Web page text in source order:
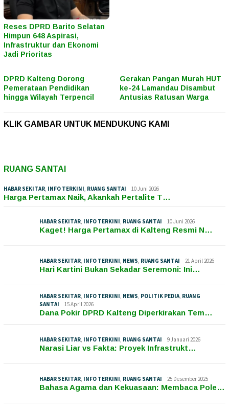
Reses DPRD Barito Selatan
Himpun 648 Aspirasi,
Infrastruktur dan Ekonomi
Jadi Prioritas
DPRD Kalteng Dorong
Pemerataan Pendidikan
hingga Wilayah Terpencil
Gerakan Pangan Murah HUT
ke-24 Lamandau Disambut
Antusias Ratusan Warga
KLIK GAMBAR UNTUK MENDUKUNG KAMI
RUANG SANTAI
HABAR SEKITAR INFO TERKINI RUANG SANTAI 10 Juni 2026
Harga Pertamax Naik, Akankah Pertalite T…
HABAR SEKITAR INFO TERKINI RUANG SANTAI 10 Juni 2026
Kaget! Harga Pertamax di Kalteng Resmi N…
HABAR SEKITAR INFO TERKINI NEWS RUANG SANTAI 21 April 2026
Hari Kartini Bukan Sekadar Seremoni: Ini…
HABAR SEKITAR INFO TERKINI NEWS POLITIK PEDIA RUANG
SANTAI
15 April 2026
Dana Pokir DPRD Kalteng Diperkirakan Tem…
HABAR SEKITAR INFO TERKINI RUANG SANTAI 9 Januari 2026
Narasi Liar vs Fakta: Proyek Infrastrukt…
HABAR SEKITAR INFO TERKINI RUANG SANTAI 25 Desember 2025
Bahasa Agama dan Kekuasaan: Membaca Pole…